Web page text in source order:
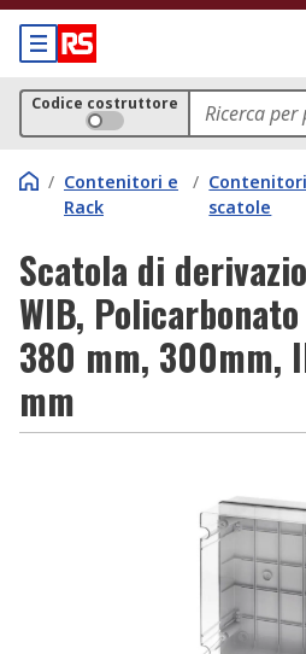
Codice costruttore
/ Contenitori e
Rack
/
scatole
Scatola di
WIB,
380 mm, 300mm,
mm